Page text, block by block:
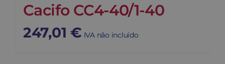
Cacifo CC4-40/1-40
247,01 € IVA não incluído